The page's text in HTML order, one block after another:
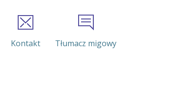
Kontakt Tłumacz migowy